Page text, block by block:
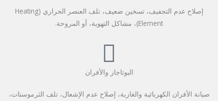
إصلاح عدم التجفيف، تسخين ضعيف، تلف العنصر الحراري (Heating
Element)، مشاكل التهوية، أو المروحة.
البوتاجاز والأفران
صيانة الأفران الكهربائية والغازية، إصلاح عدم الإشعال، تلف الثرموستات،